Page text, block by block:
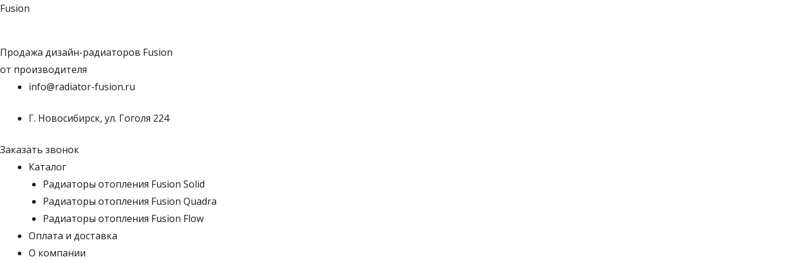
Перейти
Fusion
Продажа дизайн-радиаторов Fusion
от производителя
info@radiator-fusion.ru
Г. Новосибирск, ул. Гоголя 224
Заказать звонок
Каталог
Радиаторы отопления Fusion Solid
Радиаторы отопления Fusion Quadra
Радиаторы отопления Fusion Flow
Оплата и доставка
О компании